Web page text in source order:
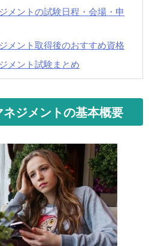
メントの試験日程・会場・申
メント取得後のおすすめ資格
メント試験まとめ
ジメントの基本概要